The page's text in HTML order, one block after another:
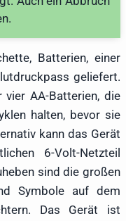
Batterien, einer
geliefert.
AA-Batterien, die
halten, bevor sie
kann das Gerät
6-Volt-Netzteil
sind die großen
Symbole auf dem
Das Gerät ist